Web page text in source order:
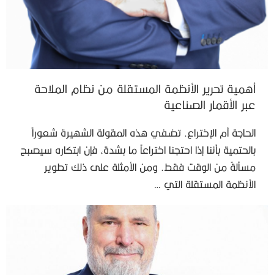
أهمية تحرير الأنظمة المستقلة من نظام الملاحة
عبر الأقمار الصناعية
الحاجة أم الإختراع. تضفي هذه المقولة الشهيرة شعوراً
بالحتمية بأننا إذا احتجنا اختراعاً ما بشدة، فإن ابتكاره سيصبح
مسألةً من الوقت فقط. ومن الأمثلة على ذلك تطوير
الأنظمة المستقلة التي …